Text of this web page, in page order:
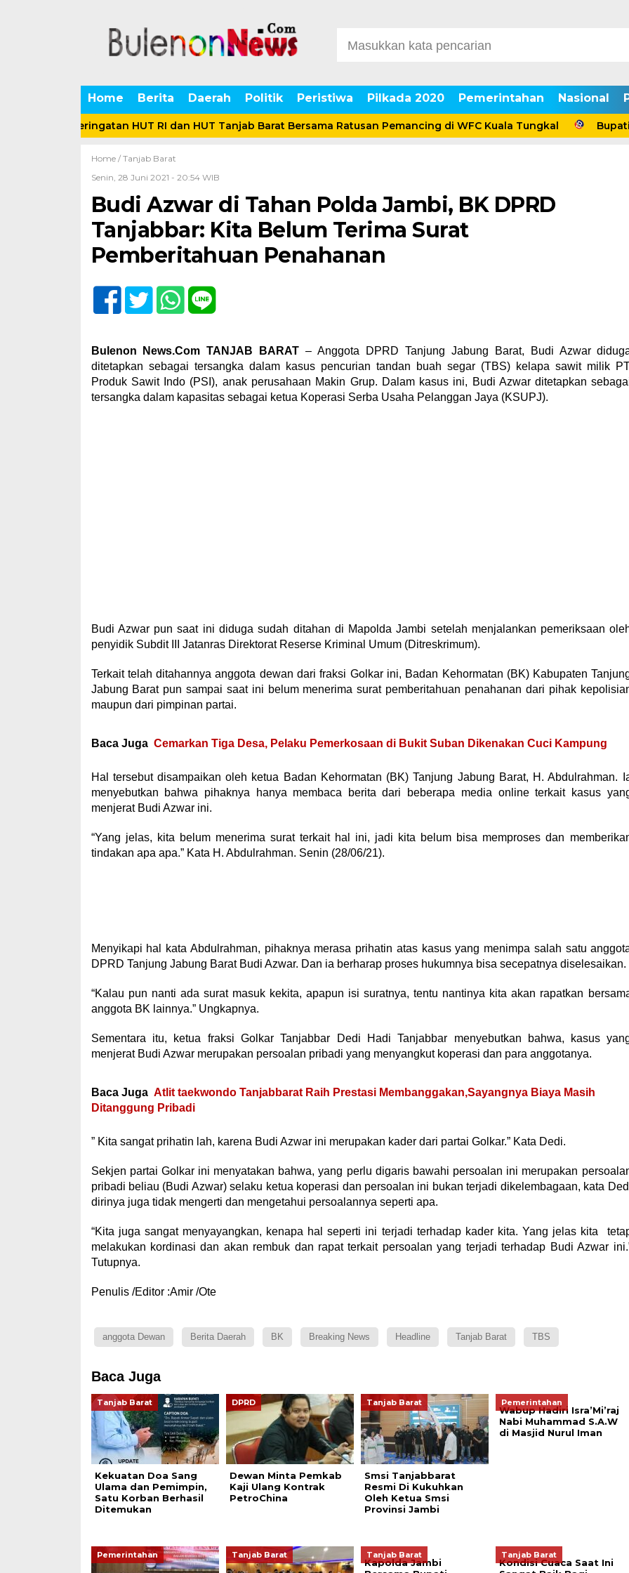
Home Berita Daerah Politik Peristiwa Pilkada 2020 Pemerintahan Nasional
Peringatan HUT RI dan HUT Tanjab Barat Bersama Ratusan Pemancing di WFC Kuala Tungkal Bupati
Home / Tanjab Barat
Senin, 28 Juni 2021 - 20:54 WIB
Budi Azwar di Tahan Polda Jambi, BK DPRD
Tanjabbar: Kita Belum Terima Surat
Pemberitahuan Penahanan
Bulenon News.Com TANJAB BARAT – Anggota DPRD Tanjung Jabung Barat, Budi Azwar
ditetapkan sebagai tersangka dalam kasus pencurian tandan buah segar (TBS) kelapa sawit milik
Produk Sawit Indo (PSI), anak perusahaan Makin Grup. Dalam kasus ini, Budi Azwar ditetapkan
tersangka dalam kapasitas sebagai ketua Koperasi Serba Usaha Pelanggan Jaya (KSUPJ).
Budi Azwar pun saat ini diduga sudah ditahan di Mapolda Jambi setelah menjalankan pemeriksaan
penyidik Subdit III Jatanras Direktorat Reserse Kriminal Umum (Ditreskrimum).
Terkait telah ditahannya anggota dewan dari fraksi Golkar ini, Badan Kehormatan (BK) Kabupaten
Jabung Barat pun sampai saat ini belum menerima surat pemberitahuan penahanan dari pihak
maupun dari pimpinan partai.
Baca Juga Cemarkan Tiga Desa, Pelaku Pemerkosaan di Bukit Suban Dikenakan Cuci Kampung
Hal tersebut disampaikan oleh ketua Badan Kehormatan (BK) Tanjung Jabung Barat, H. Abdulrahman.
menyebutkan bahwa pihaknya hanya membaca berita dari beberapa media online terkait kasus
menjerat Budi Azwar ini.
“Yang jelas, kita belum menerima surat terkait hal ini, jadi kita belum bisa memproses dan
tindakan apa apa.” Kata H. Abdulrahman. Senin (28/06/21).
Menyikapi hal kata Abdulrahman, pihaknya merasa prihatin atas kasus yang menimpa salah satu
DPRD Tanjung Jabung Barat Budi Azwar. Dan ia berharap proses hukumnya bisa secepatnya diselesaikan.
“Kalau pun nanti ada surat masuk kekita, apapun isi suratnya, tentu nantinya kita akan rapatkan
anggota BK lainnya.” Ungkapnya.
Sementara itu, ketua fraksi Golkar Tanjabbar Dedi Hadi Tanjabbar menyebutkan bahwa, kasus
menjerat Budi Azwar merupakan persoalan pribadi yang menyangkut koperasi dan para anggotanya.
Baca Juga Atlit taekwondo Tanjabbarat Raih Prestasi Membanggakan,Sayangnya Biaya Masih
Ditanggung Pribadi
” Kita sangat prihatin lah, karena Budi Azwar ini merupakan kader dari partai Golkar.” Kata Dedi.
Sekjen partai Golkar ini menyatakan bahwa, yang perlu digaris bawahi persoalan ini merupakan
pribadi beliau (Budi Azwar) selaku ketua koperasi dan persoalan ini bukan terjadi dikelembagaan, kata
dirinya juga tidak mengerti dan mengetahui persoalannya seperti apa.
“Kita juga sangat menyayangkan, kenapa hal seperti ini terjadi terhadap kader kita. Yang jelas kita
melakukan kordinasi dan akan rembuk dan rapat terkait persoalan yang terjadi terhadap Budi Azwar
Tutupnya.
Penulis /Editor :Amir /Ote
anggota Dewan Berita Daerah BK Breaking News Headline Tanjab Barat TBS
Baca Juga
Tanjab Barat
Kekuatan Doa Sang
Ulama dan Pemimpin,
Satu Korban Berhasil
Ditemukan
DPRD
Dewan Minta Pemkab
Kaji Ulang Kontrak
PetroChina
Tanjab Barat
Smsi Tanjabbarat
Resmi Di Kukuhkan
Oleh Ketua Smsi
Provinsi Jambi
Pemerintahan
Wabup Hadiri Isra’Mi’raj
Nabi Muhammad S.A.W
di Masjid Nurul Iman
Pemerintahan Tanjab Barat Tanjab Barat
Kapolda Jambi
Tanjab Barat
Kondisi Cuaca Saat Ini